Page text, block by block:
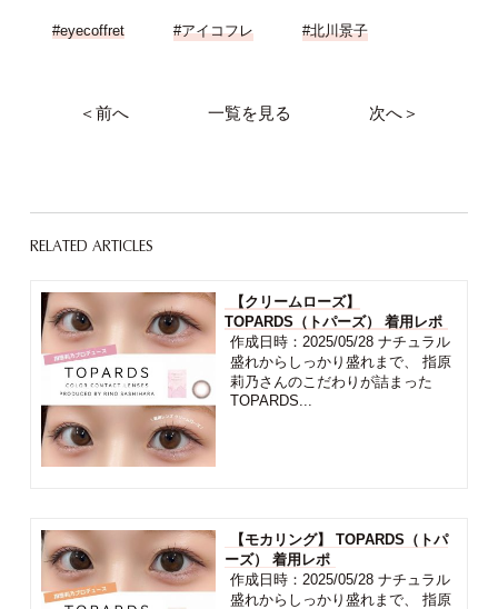
#eyecoffret #アイコフレ #北川景子
＜前へ 一覧を見る 次へ＞
RELATED ARTICLES
【クリームローズ】
TOPARDS（トパーズ） 着用レポ
作成日時：2025/05/28 ナチュラル
盛れからしっかり盛れまで、 指原
莉乃さんのこだわりが詰まった
TOPARDS...
【モカリング】 TOPARDS（トパ
ーズ） 着用レポ
作成日時：2025/05/28 ナチュラル
盛れからしっかり盛れまで、 指原